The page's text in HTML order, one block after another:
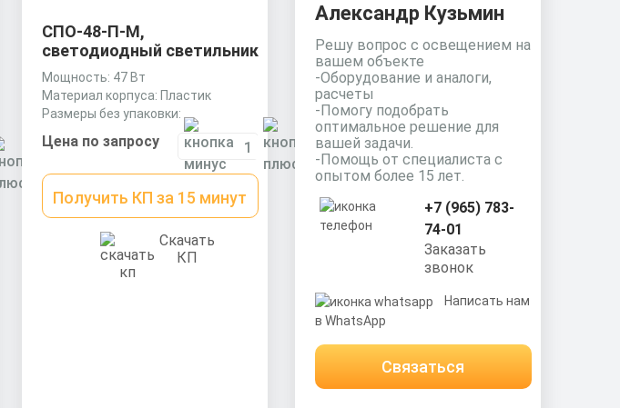
СПО-48-П-M,
светодиодный светильник
Мощность: 47 Вт
Материал корпуса: Пластик
Размеры без упаковки:
Цена по запросу
Получить КП за 15 минут
Скачать
КП
Александр Кузьмин
Решу вопрос с освещением на
вашем объекте
-Оборудование и аналоги,
расчеты
-Помогу подобрать
оптимальное решение для
вашей задачи.
-Помощь от специалиста с
опытом более 15 лет.
+7 (965) 783-
74-01
Заказать
звонок
Написать нам
в WhatsApp
Связаться